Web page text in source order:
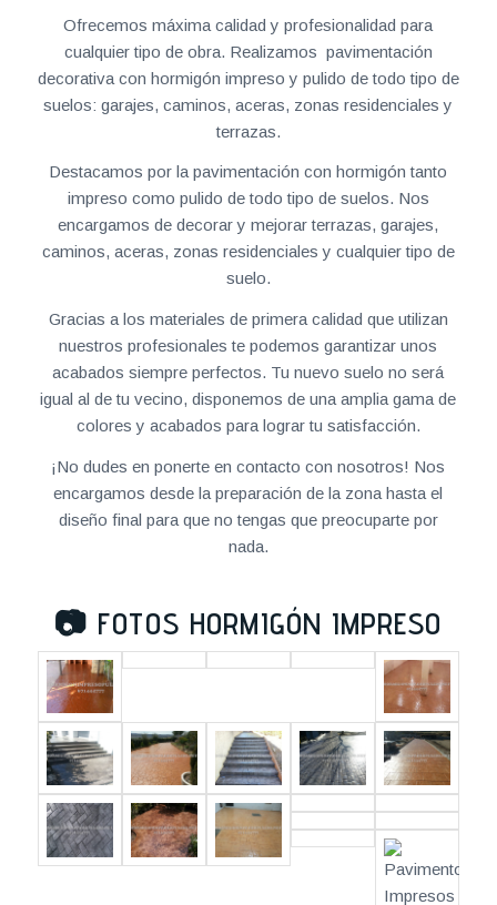
Ofrecemos máxima calidad y profesionalidad para
cualquier tipo de obra. Realizamos pavimentación
decorativa con hormigón impreso y pulido de todo tipo de
suelos: garajes, caminos, aceras, zonas residenciales y
terrazas.
Destacamos por la pavimentación con hormigón tanto
impreso como pulido de todo tipo de suelos. Nos
encargamos de decorar y mejorar terrazas, garajes,
caminos, aceras, zonas residenciales y cualquier tipo de
suelo.
Gracias a los materiales de primera calidad que utilizan
nuestros profesionales te podemos garantizar unos
acabados siempre perfectos. Tu nuevo suelo no será
igual al de tu vecino, disponemos de una amplia gama de
colores y acabados para lograr tu satisfacción.
¡No dudes en ponerte en contacto con nosotros! Nos
encargamos desde la preparación de la zona hasta el
diseño final para que no tengas que preocuparte por
nada.
📷 FOTOS HORMIGÓN IMPRESO